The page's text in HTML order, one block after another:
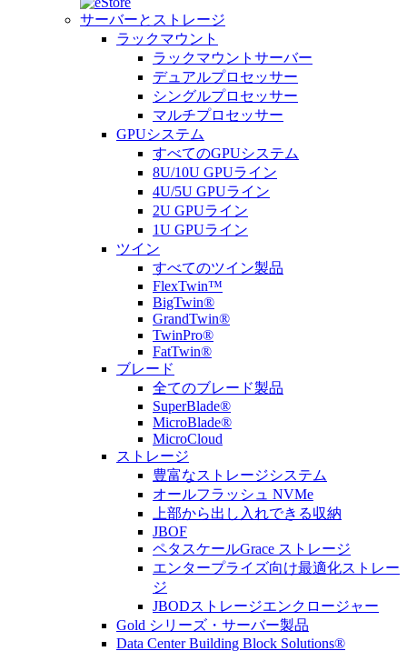
サーバーとストレージ
ラックマウント
ラックマウントサーバー
デュアルプロセッサー
シングルプロセッサー
マルチプロセッサー
GPUシステム
すべてのGPUシステム
8U/10U GPUライン
4U/5U GPUライン
2U GPUライン
1U GPUライン
ツイン
すべてのツイン製品
FlexTwin™
BigTwin®
GrandTwin®
TwinPro®
FatTwin®
ブレード
全てのブレード製品
SuperBlade®
MicroBlade®
MicroCloud
ストレージ
豊富なストレージシステム
オールフラッシュ NVMe
上部から出し入れできる収納
JBOF
ペタスケールGrace ストレージ
エンタープライズ向け最適化ストレー
ジ
JBODストレージエンクロージャー
Gold シリーズ・サーバー製品
Data Center Building Block Solutions®